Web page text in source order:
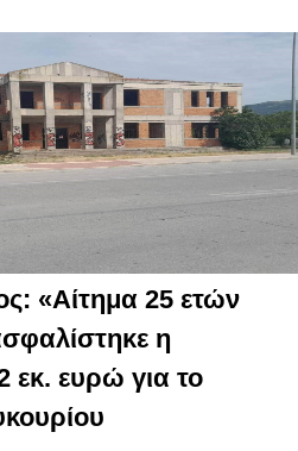
«Αίτημα 25 ετών
η
εκ. ευρώ για το